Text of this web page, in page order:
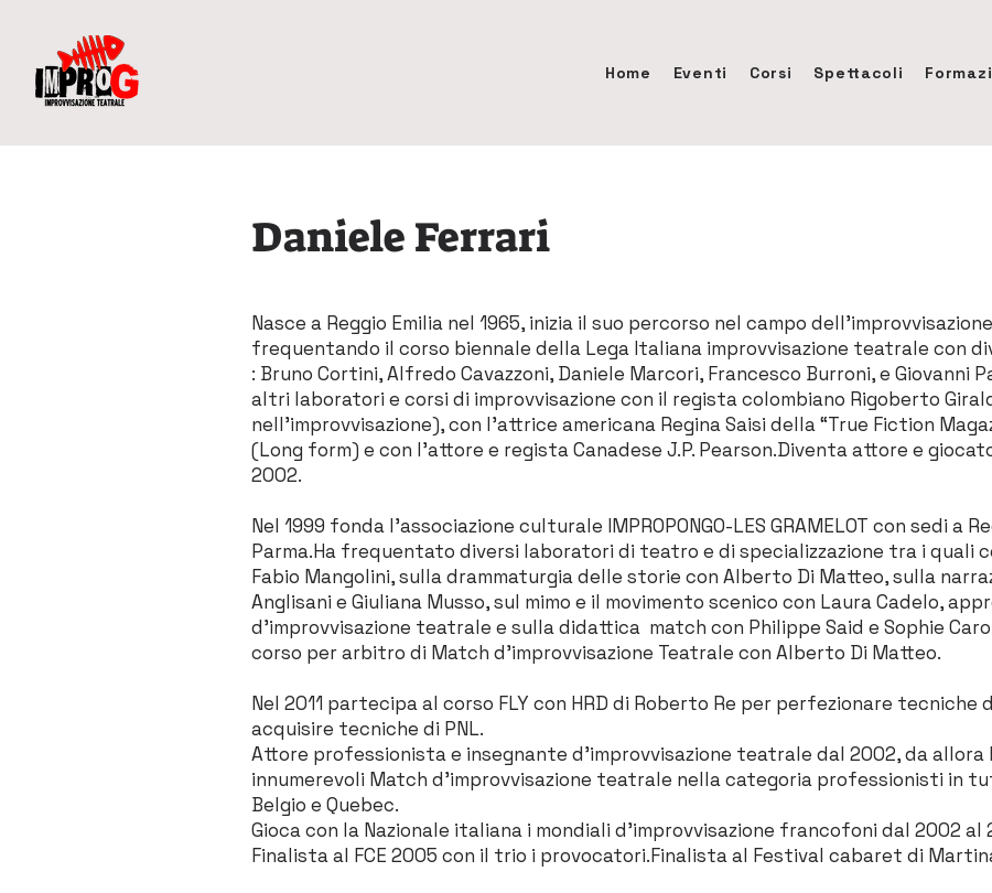
Home Eventi Corsi Spettacoli
Daniele Ferrari
Nasce a Reggio Emilia nel 1965, inizia il suo percorso nel campo
frequentando il corso biennale della Lega Italiana improvvisazione teatrale con
: Bruno Cortini, Alfredo Cavazzoni, Daniele Marcori, Francesco Burroni, e Giovanni
altri laboratori e corsi di improvvisazione con il regista colombiano Rigoberto
nell’improvvisazione), con l’attrice americana Regina Saisi della “True Fiction
(Long form) e con l’attore e regista Canadese J.P. Pearson.Diventa attore e
2002.
Nel 1999 fonda l’associazione culturale IMPROPONGO-LES GRAMELOT con sedi a
Parma.Ha frequentato diversi laboratori di teatro e di specializzazione tra i quali
Fabio Mangolini, sulla drammaturgia delle storie con Alberto Di Matteo, sulla
Anglisani e Giuliana Musso, sul mimo e il movimento scenico con Laura Cadelo,
d’improvvisazione teatrale e sulla didattica match con Philippe Said e Sophie
corso per arbitro di Match d’improvvisazione Teatrale con Alberto Di Matteo.
Nel 2011 partecipa al corso FLY con HRD di Roberto Re per perfezionare tecniche
acquisire tecniche di PNL.
Attore professionista e insegnante d’improvvisazione teatrale dal 2002, da
innumerevoli Match d’improvvisazione teatrale nella categoria professionisti in
Belgio e Quebec.
Gioca con la Nazionale italiana i mondiali d’improvvisazione francofoni dal 2002 al
Finalista al FCE 2005 con il trio i provocatori.Finalista al Festival cabaret di